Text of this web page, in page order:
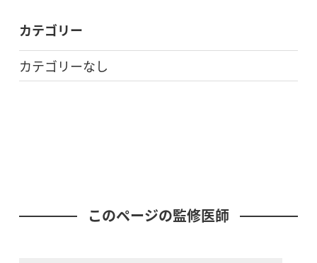
カテゴリー
カテゴリーなし
このページの監修医師